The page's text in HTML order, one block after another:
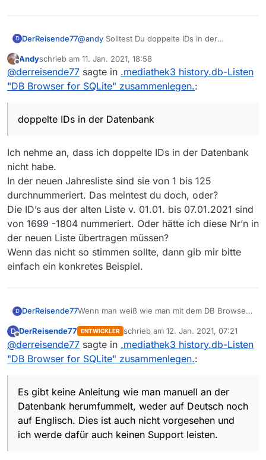
Den aktuellen Ordner: .mediathek3 > Datei: history.db
aufgerufen.
Hier soviel neue Zeilen hinzugefügt wie erforderlich
waren und dort wieder die einzelnen Spalten:
ID > Datum > Thema > Titel > Url markiert und aus den
Daten der alten Liste eingefügt.
Jetzt habe ich eine aktuell fortlaufende Liste vom 01.01.
bis heute den 11.01.2021, wobei auch hier neuere DL’s
aufgelistet werden. Das ist zwar eine umständliche
Lösung, aber Hauptsache ist, dass für das neue Jahr
D DerReisende77@andy Solltest Du doppelte IDs in der
spätestens jedoch in einer der nächsten
Updates um die Ohren…aber ist ja nicht so das
ich nicht mehrfach davor gewarnt habe.
Offline
Andyschrieb am 11. Jan. 2021, 18:58
zuletzt editiert von
@derreisende77 sagte in .mediathek3 history.db-Listen
"DB Browser for SQLite" zusammenlegen.:
doppelte IDs in der Datenbank
Ich nehme an, dass ich doppelte IDs in der Datenbank
nicht habe.
In der neuen Jahresliste sind sie von 1 bis 125
durchnummeriert. Das meintest du doch, oder?
Die ID’s aus der alten Liste v. 01.01. bis 07.01.2021 sind
von 1699 -1804 nummeriert. Oder hätte ich diese Nr’n in
der neuen Liste übertragen müssen?
Wenn das nicht so stimmen sollte, dann gib mir bitte
einfach ein konkretes Beispiel.
D DerReisende77Wenn man weiß wie man mit dem DB Browser
kann man durchaus die Daten miteinander
zusammenfügen. Hat man in einem der
genannten Punkte Defizite wird es
schwer/unmöglich und man kann die
so weit schädigen dass es nicht mehr
funktioniert. Von daher ist die Manipulation von
DBs durchaus nur etwas für Experten.
Daher wie vorhin mein Vorschlag:
Lösche history.db
Lösche „history ab 08.01.21 - xxx.db“
um
Markiere in MV die fehlenden Filme als
gelesen
Anleitung für die einzelnen Funktionen.
Oder ist dieses Programm nur für
Experten vorgesehen.
Es gibt keine Anleitung wie man manuell an der
Datenbank herumfummelt, weder auf Deutsch
noch auf Englisch. Dies ist auch nicht
vorgesehen und ich werde dafür auch keinen
Support leisten. Ob man mit deinem DB
D
Offline
DerReisende77 ENTWICKLER schrieb am 12. Jan. 2021, 07:21
zuletzt editiert von
@derreisende77 sagte in .mediathek3 history.db-Listen
"DB Browser for SQLite" zusammenlegen.:
Es gibt keine Anleitung wie man manuell an der
Datenbank herumfummelt, weder auf Deutsch noch
auf Englisch. Dies ist auch nicht vorgesehen und
ich werde dafür auch keinen Support leisten.